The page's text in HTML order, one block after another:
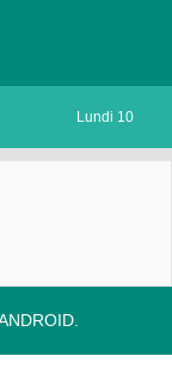
Lundi 10